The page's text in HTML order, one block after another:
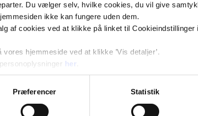
Du vælger selv, hvilke cookies, du vil give
ikke kan fungere uden dem.
af cookies ved at klikke på linket til Cookieindstillinger
hjemmeside ved at klikke ’Vis detaljer’.
her
Præferencer Statistik